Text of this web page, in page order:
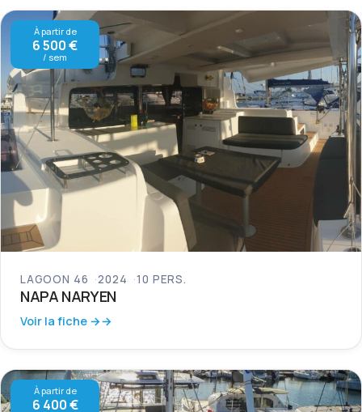
À partir de
6 500 €
/ sem
LAGOON 46 2024 10 PERS.
NAPA NARYEN
Voir la fiche →
À partir de
6 400 €